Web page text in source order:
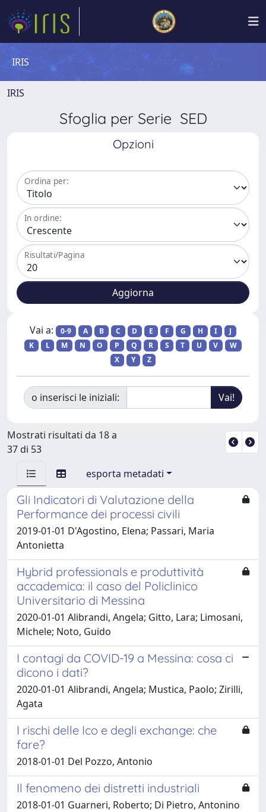
IRIS
IRIS
Sfoglia per Serie SED
Opzioni
Ordina per:
In ordine:
Risultati/Pagina
Vai a: 0-9 A B C D E F G H I
J
K
L M N O P Q R S T U V
W
X
Y Z
o inserisci le iniziali:
Mostrati risultati da 18 a
37 di 53
esporta metadati
Gli Indicatori di Valutazione della
Performance dei processi civili
2019-01-01 D'Agostino, Elena; Passari, Maria
Antonietta
Hybrid professionals e produttività
accademica: il caso del Policlinico
Universitario di Messina
2020-01-01 Alibrandi, Angela; Gitto, Lara; Limosani,
Michele; Noto, Guido
I contagi da COVID-19 a Messina: cosa ci
dicono i dati?
2020-01-01 Alibrandi, Angela; Mustica, Paolo; Zirilli,
Agata
I rischi delle Ico e degli exchange: che
fare?
2018-01-01 Del Pozzo, Antonio
Il fenomeno dei distretti industriali
2018-01-01 Guarneri, Roberto; Di Pietro, Antonino